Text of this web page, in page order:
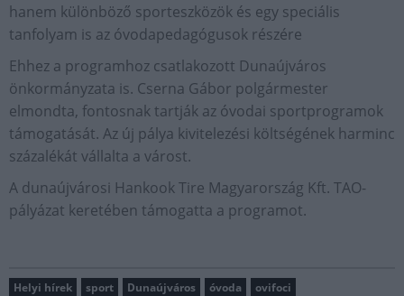
hanem különböző sporteszközök és egy speciális
tanfolyam is az óvodapedagógusok részére
Ehhez a programhoz csatlakozott Dunaújváros
önkormányzata is. Cserna Gábor polgármester
elmondta, fontosnak tartják az óvodai sportprogramok
támogatását. Az új pálya kivitelezési költségének harminc
százalékát vállalta a várost.
A dunaújvárosi Hankook Tire Magyarország Kft. TAO-
pályázat keretében támogatta a programot.
Helyi hírek sport Dunaújváros óvoda ovifoci